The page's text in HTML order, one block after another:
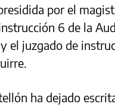
por el
6 de la
el juzgado de
ha dejado